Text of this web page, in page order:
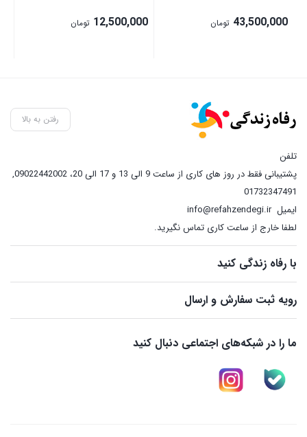
43,500,000 تومان 12,500,000 تومان
رفتن به بالا
تلفن
پشتیبانی فقط در روز های کاری از ساعت 9 الی 13 و 17 الی 20، 09022442002
,
01732347491
ایمیلinfo@refahzendegi.ir
لطفا خارج از ساعت کاری تماس نگیرید.
با رفاه زندگی کنید
رویه ثبت سفارش و ارسال
ما را در شبکه‌های اجتماعی دنبال کنید